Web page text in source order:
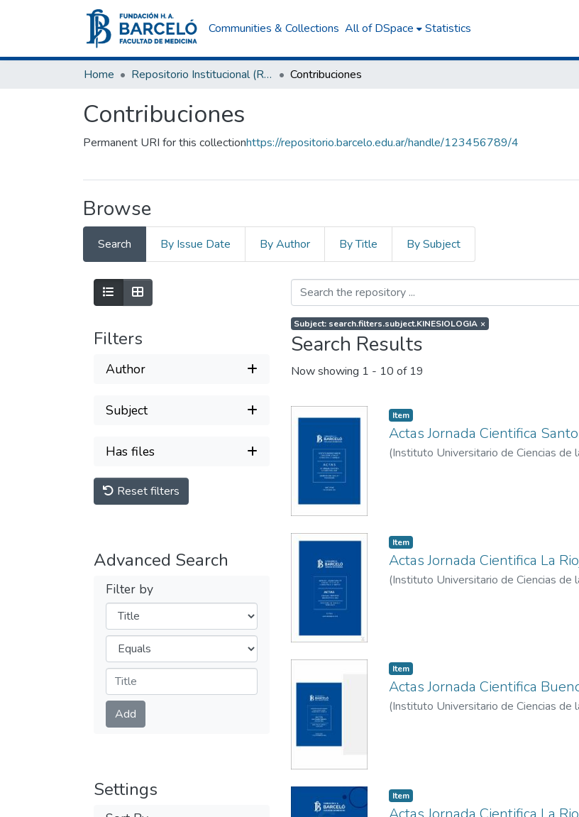
Communities & Collections All of DSpace Statistics
Home Repositorio Institucional (RI) del Instituto Universitario de Ciencias de la Salud Fundación H. A. Barceló Contribuciones
Contribuciones
Permanent URI for this collectionhttps://repositorio.barcelo.edu.ar/handle/123456789/4
Browse
Search By Issue Date By Author By Title By Subject
Filters
Author
Subject
Has files
Reset filters
Advanced Search
Filter by
Filters
Operators
Submit
Add
Settings
Subject: search.filters.subject.KINESIOLOGIA ×
Search Results
Now showing 1 - 10 of 19
Item
Actas Jornada Cientifica
(Instituto Universitario de Ciencias de
Item
Actas Jornada Cientifica La
(Instituto Universitario de Ciencias de
Item
Actas Jornada Cientifica
(Instituto Universitario de Ciencias de
Item